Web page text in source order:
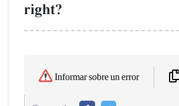
right?
Informar sobre un error